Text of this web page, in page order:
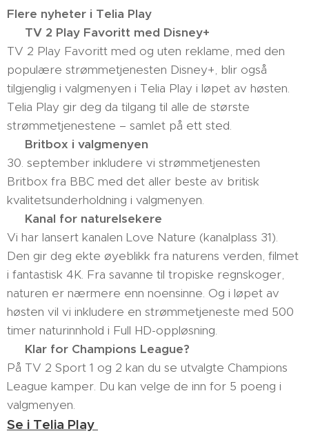
Flere nyheter i Telia Play
🏰 TV 2 Play Favoritt med Disney+
TV 2 Play Favoritt med og uten reklame, med den
populære strømmetjenesten Disney+, blir også
tilgjenglig i valgmenyen i Telia Play i løpet av høsten.
Telia Play gir deg da tilgang til alle de største
strømmetjenestene – samlet på ett sted.
🕵️ Britbox i valgmenyen
30. september inkludere vi strømmetjenesten
Britbox fra BBC med det aller beste av britisk
kvalitetsunderholdning i valgmenyen.
🌳 Kanal for naturelsekere
Vi har lansert kanalen Love Nature (kanalplass 31).
Den gir deg ekte øyeblikk fra naturens verden, filmet
i fantastisk 4K. Fra savanne til tropiske regnskoger,
naturen er nærmere enn noensinne. Og i løpet av
høsten vil vi inkludere en strømmetjeneste med 500
timer naturinnhold i Full HD-oppløsning.
⚽ Klar for Champions League?
På TV 2 Sport 1 og 2 kan du se utvalgte Champions
League kamper. Du kan velge de inn for 5 poeng i
valgmenyen.
Se i Telia Play